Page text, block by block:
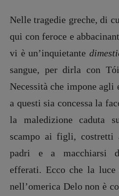
Nelle tragedie greche, di
qui con feroce e
vi è un’inquietante
sangue, per dirla con
Necessità che impone agli
a questi sia concessa la
la maledizione caduta
scampo ai figli, costretti
padri e a macchiarsi
efferati. Ecco che la
nell’omerica Delo non è